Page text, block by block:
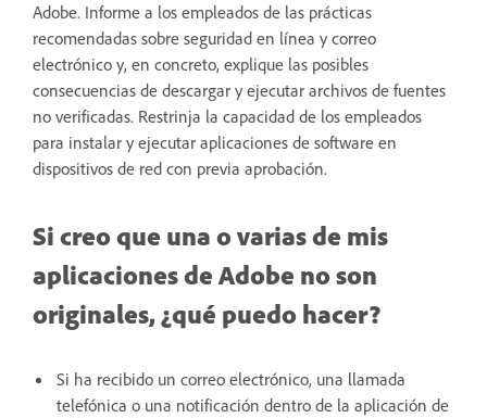
Adobe. Informe a los empleados de las prácticas
recomendadas sobre seguridad en línea y correo
electrónico y, en concreto, explique las posibles
consecuencias de descargar y ejecutar archivos de fuentes
no verificadas. Restrinja la capacidad de los empleados
para instalar y ejecutar aplicaciones de software en
dispositivos de red con previa aprobación.
Si creo que una o varias de mis
aplicaciones de Adobe no son
originales, ¿qué puedo hacer?
Si ha recibido un correo electrónico, una llamada
telefónica o una notificación dentro de la aplicación de